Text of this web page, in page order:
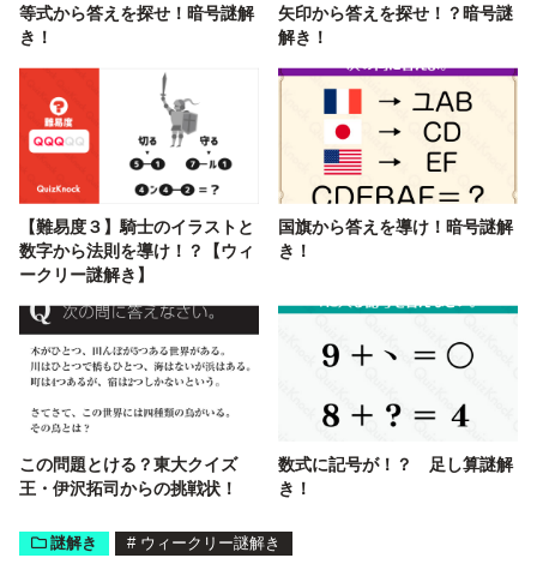
等式から答えを探せ！暗号謎解
き！
矢印から答えを探せ！？暗号謎
解き！
【難易度３】騎士のイラストと
数字から法則を導け！？【ウィ
ークリー謎解き】
国旗から答えを導け！暗号謎解
き！
この問題とける？東大クイズ
王・伊沢拓司からの挑戦状！
数式に記号が！？ 足し算謎解
き！
謎解き # ウィークリー謎解き